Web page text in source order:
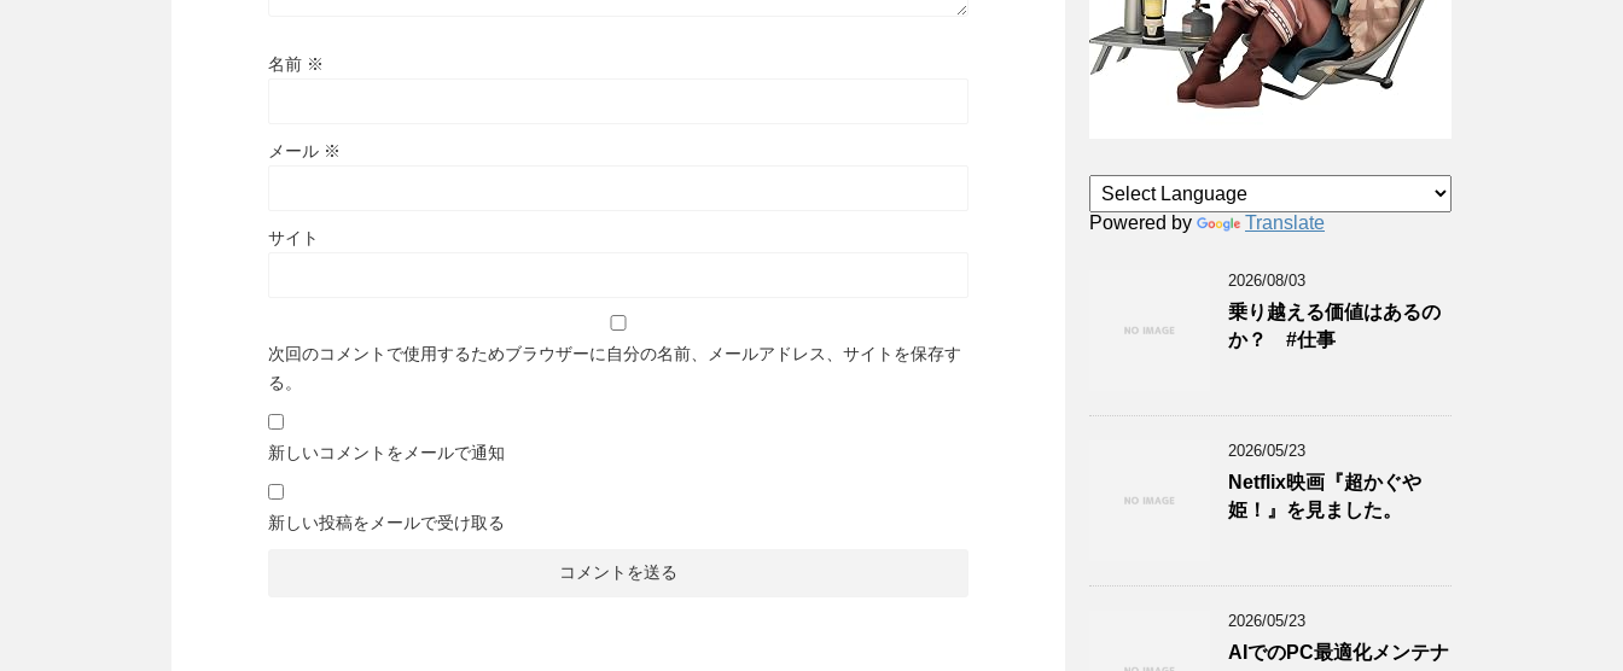
名前 ※
メール ※
サイト
次回のコメントで使用するためブラウザーに自分の名前、メールアドレス、サイトを保存す
る。
新しいコメントをメールで通知
新しい投稿をメールで受け取る
Powered by Translate
2026/08/03
乗り越える価値はあるの
か？ #仕事
2026/05/23
Netflix映画『超かぐや
姫！』を見ました。
2026/05/23
AIでのPC最適化メンテナ